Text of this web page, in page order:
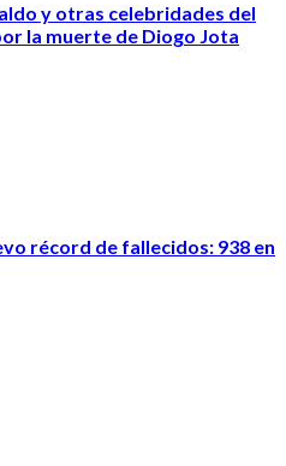
y otras celebridades del
la muerte de Diogo Jota
récord de fallecidos: 938 en